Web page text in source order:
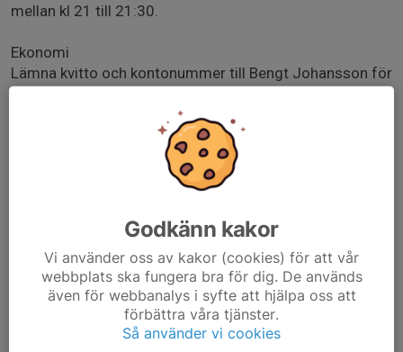
mellan kl 21 till 21:30.
Ekonomi
Lämna kvitto och kontonummer till Bengt Johansson för
Töm papperskorgar, sätt upp plastpåsar och papper.
Påfyllningsmaterial finns i städskrubben.Ni får gärna ta
med er avfallet. Om inte det går, så tömmer SAIK det
hopsamlade avfallet av kompost resp övrigt. Ställ
säckar th om utgången inomhus.
Rutin
Du ansvarar för inköp av det som erfordras.
SAIK köper in basvaror som: bröd, smör, pålägg, saft,
ketchup, senap, socker, kryddor, kaffe och the. Checka
Godkänn kakor
Vi använder oss av kakor (cookies) för att vår
webbplats ska fungera bra för dig. De används
även för webbanalys i syfte att hjälpa oss att
förbättra våra tjänster.
Så använder vi cookies